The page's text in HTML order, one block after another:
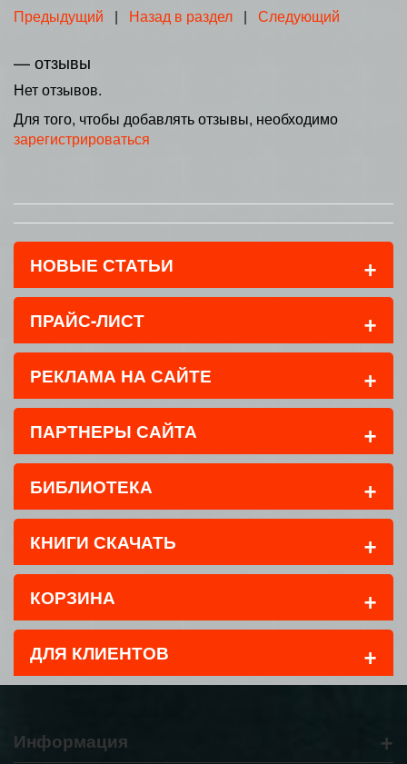
Предыдущий | Назад в раздел | Следующий
— отзывы
Нет отзывов.
Для того, чтобы добавлять отзывы, необходимо
зарегистрироваться
НОВЫЕ СТАТЬИ +
ПРАЙС-ЛИСТ +
РЕКЛАМА НА САЙТЕ +
ПАРТНЕРЫ САЙТА +
БИБЛИОТЕКА +
КНИГИ СКАЧАТЬ +
КОРЗИНА +
ДЛЯ КЛИЕНТОВ +
Информация +